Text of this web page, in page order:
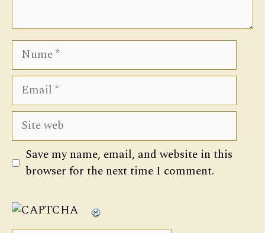
Nume
Email
Site
web
Save my name, email, and website in this
browser for the next time I comment.